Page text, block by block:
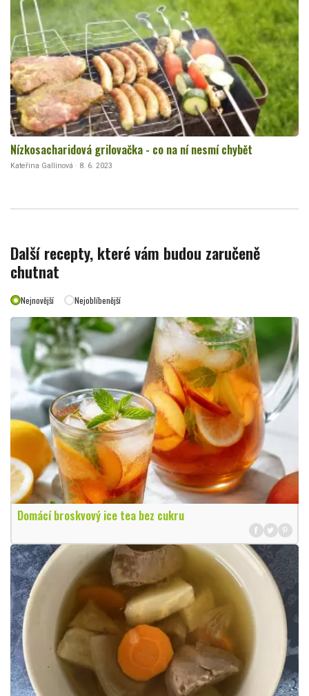
Nízkosacharidová grilovačka - co na ní nesmí chybět
Kateřina Gallinová · 8. 6. 2023
Další recepty, které vám budou zaručeně
chutnat
Nejnovější Nejoblíbenější
Domácí broskvový ice tea bez cukru